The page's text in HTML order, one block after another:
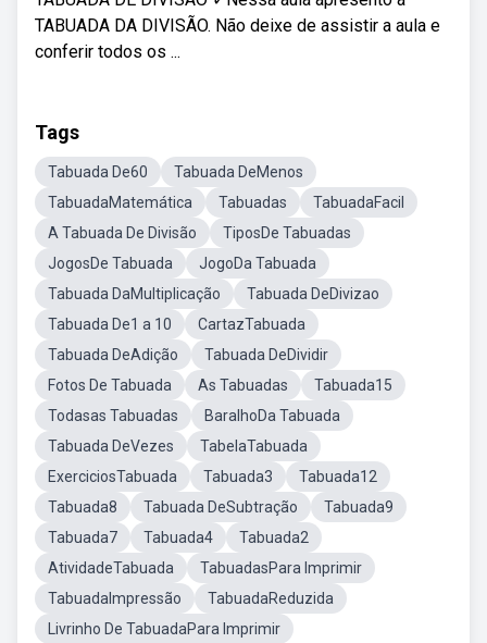
TABUADA DA DIVISÃO. Não deixe de assistir a aula e
conferir todos os ...
Tags
Tabuada De60
Tabuada DeMenos
TabuadaMatemática
Tabuadas
TabuadaFacil
A Tabuada De Divisão
TiposDe Tabuadas
JogosDe Tabuada
JogoDa Tabuada
Tabuada DaMultiplicação
Tabuada DeDivizao
Tabuada De1 a 10
CartazTabuada
Tabuada DeAdição
Tabuada DeDividir
Fotos De Tabuada
As Tabuadas
Tabuada15
Todasas Tabuadas
BaralhoDa Tabuada
Tabuada DeVezes
TabelaTabuada
ExerciciosTabuada
Tabuada3
Tabuada12
Tabuada8
Tabuada DeSubtração
Tabuada9
Tabuada7
Tabuada4
Tabuada2
AtividadeTabuada
TabuadasPara Imprimir
TabuadaImpressão
TabuadaReduzida
Livrinho De TabuadaPara Imprimir